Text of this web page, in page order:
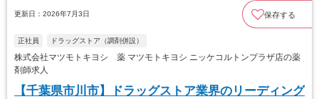
更新日：2026年7月3日 保存する
正社員 ドラッグストア（調剤併設）
株式会社マツモトキヨシ 薬 マツモトキヨシ ニッケコルトンプラザ店の薬
剤師求人
【千葉県市川市】ドラッグストア業界のリーディング